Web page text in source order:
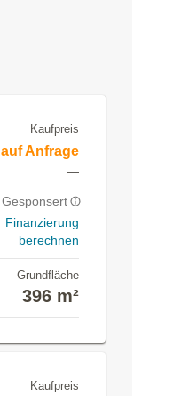
Kaufpreis
auf Anfrage
—
Gesponsert
Finanzierung
berechnen
Grundfläche
396 m²
Kaufpreis